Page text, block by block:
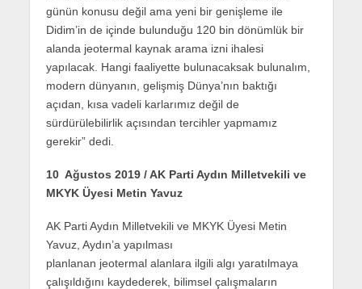
günün konusu değil ama yeni bir genişleme ile
Didim’in de içinde bulunduğu 120 bin dönümlük bir
alanda jeotermal kaynak arama izni ihalesi
yapılacak. Hangi faaliyette bulunacaksak bulunalım,
modern dünyanın, gelişmiş Dünya’nın baktığı
açıdan, kısa vadeli karlarımız değil de
sürdürülebilirlik açısından tercihler yapmamız
gerekir” dedi.
10 Ağustos 2019 / AK Parti Aydın Milletvekili ve
MKYK Üyesi Metin Yavuz
AK Parti Aydın Milletvekili ve MKYK Üyesi Metin
Yavuz, Aydın’a yapılması
planlanan jeotermal alanlara ilgili algı yaratılmaya
çalışıldığını kaydederek, bilimsel çalışmaların